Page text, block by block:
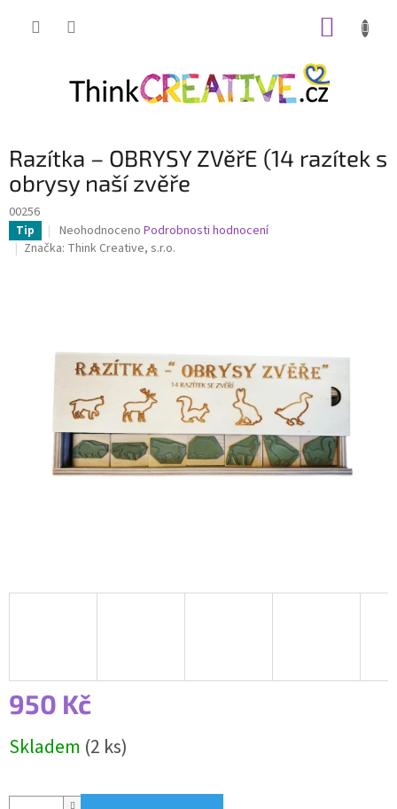
Razítka – OBRYSY ZVěřE (14 razítek s
obrysy naší zvěře
00256
Tip
Průměrné
hodnocení
Neohodnoceno Podrobnosti hodnocení
Značka: Think Creative, s.r.o.
950 Kč
cena:
Skladem (2 ks)